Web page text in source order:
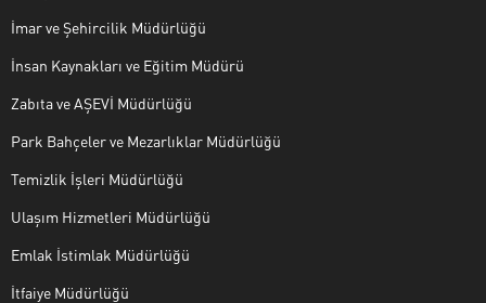
İmar ve Şehircilik Müdürlüğü
İnsan Kaynakları ve Eğitim Müdürü
Zabıta ve AŞEVİ Müdürlüğü
Park Bahçeler ve Mezarlıklar Müdürlüğü
Temizlik İşleri Müdürlüğü
Ulaşım Hizmetleri Müdürlüğü
Emlak İstimlak Müdürlüğü
İtfaiye Müdürlüğü